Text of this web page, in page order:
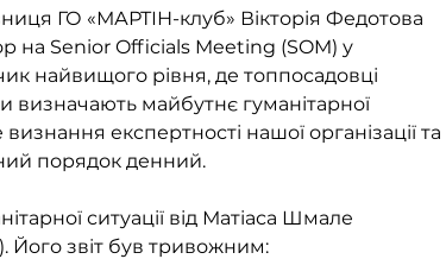
ГО «МАРТІН-клуб» Вікторія Федотова
на Senior Officials Meeting (SOM) у
найвищого рівня, де топпосадовці
визначають майбутнє гуманітарної
експертності нашої організації та
порядок денний.
ситуації від Матіаса Шмале
Його звіт був тривожним: